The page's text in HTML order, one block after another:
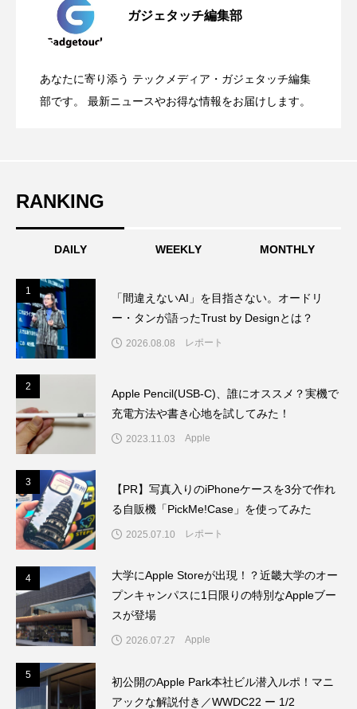
ガジェタッチ編集部
あなたに寄り添う テックメディア・ガジェタッチ編集
部です。 最新ニュースやお得な情報をお届けします。
登場
2026.04.24
Directに動いた理由、担当者も答えられな
2026.04.23 OpenMic Insight：AFEELA開発中止で見
RANKING
DAILY WEEKLY MONTHLY
1
「間違えないAI」を目指さない。オードリ
ー・タンが語ったTrust by Designとは？
2026.08.08 レポート
2
Apple Pencil(USB-C)、誰にオススメ？実機で
充電方法や書き心地を試してみた！
2023.11.03 Apple
3
【PR】写真入りのiPhoneケースを3分で作れ
る自販機「PickMe!Case」を使ってみた
2025.07.10 レポート
4
大学にApple Storeが出現！？近畿大学のオー
プンキャンパスに1日限りの特別なAppleブー
スが登場
2026.07.27 Apple
5
初公開のApple Park本社ビル潜入ルポ！マニ
アックな解説付き／WWDC22 ー 1/2